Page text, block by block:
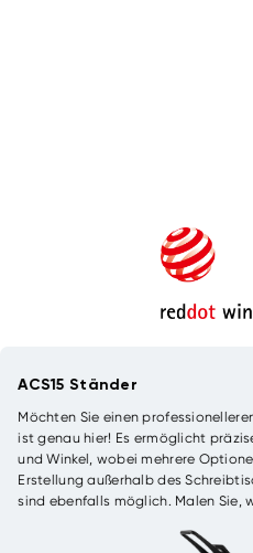
ACS15 Ständer
Möchten Sie einen
ist genau hier! Es ermöglicht
und Winkel, wobei mehrere
Erstellung außerhalb des
sind ebenfalls möglich. Malen Sie,